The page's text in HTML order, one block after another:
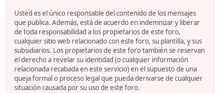
Usted es el único responsable del contenido de los mensajes
que publica. Además, está de acuerdo en indemnizar y liberar
de toda responsabilidad a los propietarios de este foro,
cualquier sitio web relacionado con este foro, su plantilla, y sus
subsidiarios. Los propietarios de este foro también se reservan
el derecho a revelar su identidad (o cualquier información
relacionada recabada en este servicio) en el supuesto de una
queja formal o proceso legal que pueda derivarse de cualquier
situación causada por su uso de este foro.